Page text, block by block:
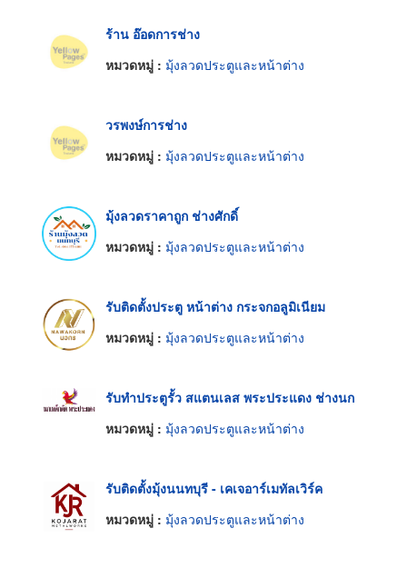
ร้าน อ๊อดการช่าง
หมวดหมู่ : มุ้งลวดประตูและหน้าต่าง
วรพงษ์การช่าง
หมวดหมู่ : มุ้งลวดประตูและหน้าต่าง
มุ้งลวดราคาถูก ช่างศักดิ์
หมวดหมู่ : มุ้งลวดประตูและหน้าต่าง
รับติดตั้งประตู หน้าต่าง กระจกอลูมิเนียม
หมวดหมู่ : มุ้งลวดประตูและหน้าต่าง
รับทำประตูรั้ว สแตนเลส พระประแดง ช่างนก
หมวดหมู่ : มุ้งลวดประตูและหน้าต่าง
รับติดตั้งมุ้งนนทบุรี - เคเจอาร์เมทัลเวิร์ค
หมวดหมู่ : มุ้งลวดประตูและหน้าต่าง